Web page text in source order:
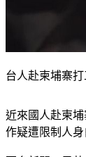
台人赴柬埔寨打
近來國人赴柬
作疑遭限制人